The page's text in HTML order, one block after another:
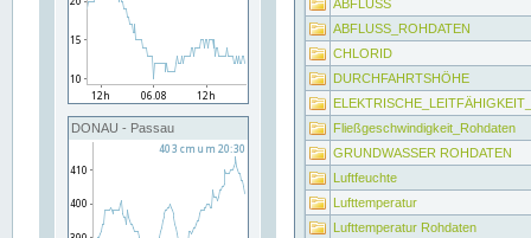
DONAU - Passau
ABFLUSS
ABFLUSS_ROHDATEN
CHLORID
DURCHFAHRTSHÖHE
Fließgeschwindigkeit_Rohdaten
GRUNDWASSER ROHDATEN
Luftfeuchte
Lufttemperatur
Lufttemperatur Rohdaten